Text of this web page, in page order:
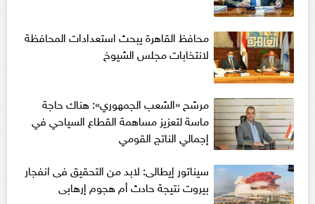
محافظ القاهرة يبحث استعدادات المحافظة
لانتخابات مجلس الشيوخ
مرشح «الشعب الجمهوري»: هناك حاجة
ماسة لتعزيز مساهمة القطاع السياحي في
إجمالي الناتج القومي
سيناتور إيطالى: لابد من التحقيق فى انفجار
بيروت نتيجة حادث أم هجوم إرهابى